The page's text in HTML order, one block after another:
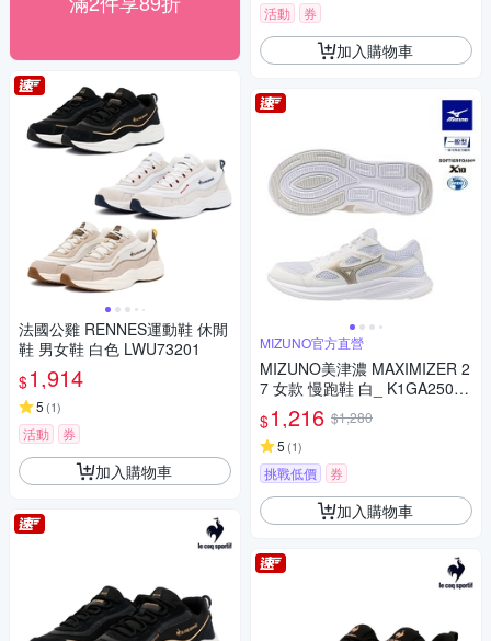
法國公雞 RENNES運動鞋 休閒
鞋 男女鞋 白色 LWU73201
$1,914
5 (1)
活動 券
加入購物車
活動 券
加入購物車
MIZUNO官方直營
MIZUNO美津濃 MAXIMIZER 2
7 女款 慢跑鞋 白_ K1GA25012
$1,216 $1,280
5 (1)
挑戰低價 券
加入購物車